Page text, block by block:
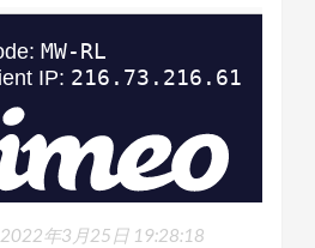
2022年3月25日 19:28:18